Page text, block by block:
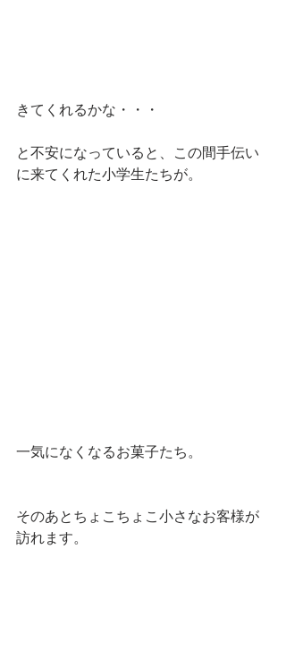
きてくれるかな・・・
と不安になっていると、この間手伝い
に来てくれた小学生たちが。
一気になくなるお菓子たち。
そのあとちょこちょこ小さなお客様が
訪れます。